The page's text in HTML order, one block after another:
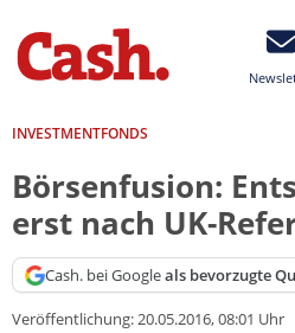
INVESTMENTFONDS
Börsenfusion:
erst nach UK-
Cash. bei Googleals bevorzugte
Veröffentlichung:20.05.2016, 08:01 Uhr